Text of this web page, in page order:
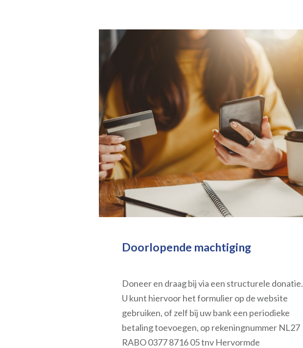
Doorlopende machtiging
Doneer en draag bij via een structurele donatie.
U kunt hiervoor het formulier op de website
gebruiken, of zelf bij uw bank een periodieke
betaling toevoegen, op rekeningnummer NL27
RABO 0377 8716 05 tnv Hervormde